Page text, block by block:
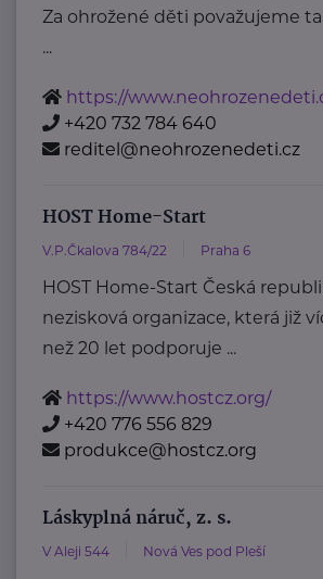
Za ohrožené děti považujeme
...
https://
+420 732 784 640
reditel@neohrozenedeti.cz
HOST Home-Start
V.P.Čkalova 784/22 Praha 6
HOST Home-Start Česká
nezisková organizace, která již
než 20 let podporuje ...
https://www.hostcz.org/
+420 776 556 829
produkce@hostcz.org
Láskyplná náruč, z. s.
V Aleji 544 Nová Ves pod Pleší